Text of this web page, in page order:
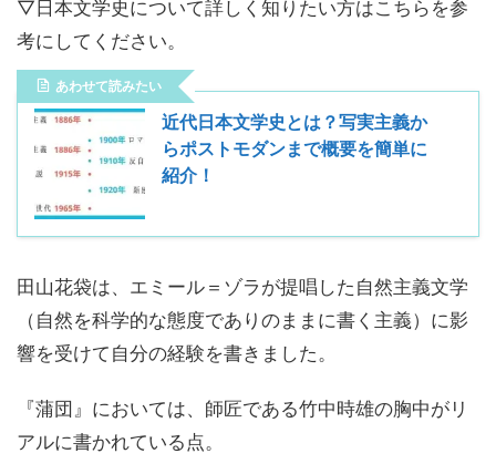
▽日本文学史について詳しく知りたい方はこちらを参
考にしてください。
あわせて読みたい
近代日本文学史とは？写実主義か
らポストモダンまで概要を簡単に
紹介！
田山花袋は、エミール＝ゾラが提唱した自然主義文学
（自然を科学的な態度でありのままに書く主義）に影
響を受けて自分の経験を書きました。
『蒲団』においては、師匠である竹中時雄の胸中がリ
アルに書かれている点。